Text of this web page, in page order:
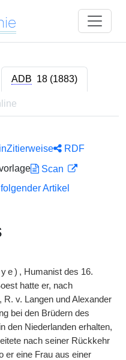
ADB 18 (1883)
Zitierweise
RDF
Scan
folgender Artikel
, Humanist des 16.
hatte er, nach
v. Langen und Alexander
bei den Brüdern des
den Niederlanden erhalten,
nach seiner Rückkehr
er eine Frau aus einer